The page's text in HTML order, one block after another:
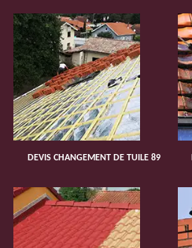
DEVIS CHANGEMENT DE TUILE 89